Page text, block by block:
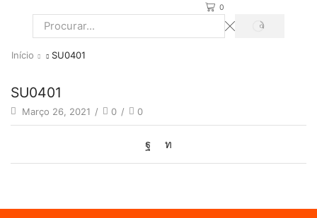
0
Search
PROCURAR
Início SU0401
SU0401
Março 26, 2021 / 0 / 0